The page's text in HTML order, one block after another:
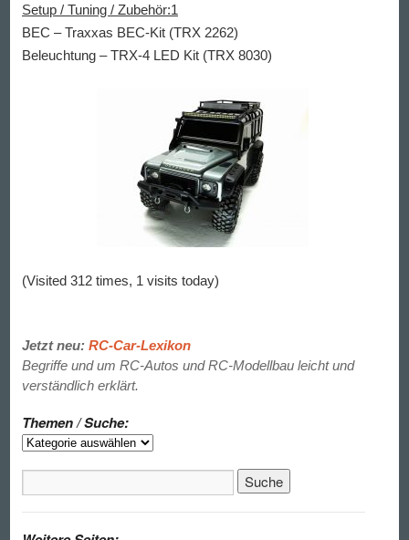
Setup / Tuning / Zubehör:1
BEC – Traxxas BEC-Kit (TRX 2262)
Beleuchtung – TRX-4 LED Kit (TRX 8030)
(Visited 312 times, 1 visits today)
Jetzt neu: RC-Car-Lexikon
Begriffe und um RC-Autos und RC-Modellbau leicht und
verständlich erklärt.
Themen / Suche: